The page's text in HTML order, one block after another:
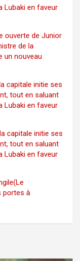
Lubaki en faveur
ouverte de Junior
de la
un nouveau
capitale initie ses
tout en saluant
Lubaki en faveur
capitale initie ses
tout en saluant
Lubaki en faveur
portes à